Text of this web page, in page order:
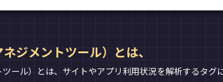
ジメントツール）とは、
ール）とは、サイトやアプリ利用状況を解析するタグ